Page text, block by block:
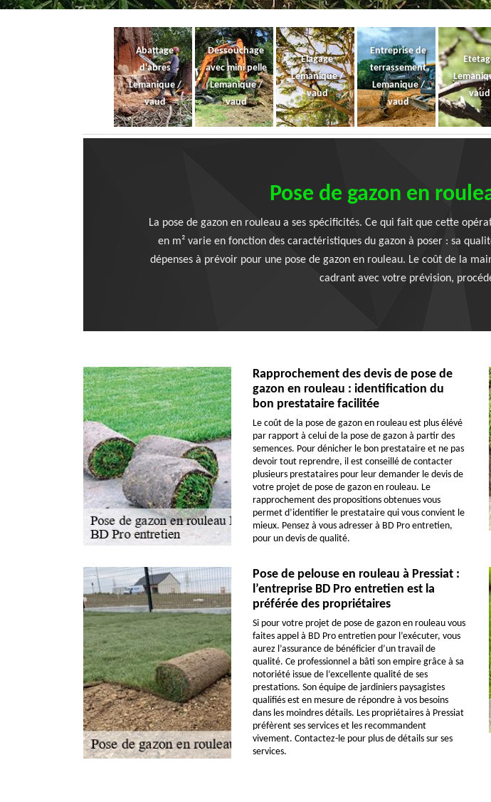
Abattage
d'abres
Lemanique /
vaud
Dessouchage
avec mini pelle
Lemanique /
vaud
Elagage
Lemanique /
vaud
Entreprise de
terrassement
Lemanique /
vaud
vaud
Pose de gazon en
La pose de gazon en rouleau a ses spécificités. Ce qui fait que cette
en m² varie en fonction des caractéristiques du gazon à poser : sa
dépenses à prévoir pour une pose de gazon en rouleau. Le coût de la
cadrant avec votre prévision,
Rapprochement des devis de pose de
gazon en rouleau : identification du
bon prestataire facilitée
Le coût de la pose de gazon en rouleau est plus élévé
par rapport à celui de la pose de gazon à partir des
semences. Pour dénicher le bon prestataire et ne pas
devoir tout reprendre, il est conseillé de contacter
plusieurs prestataires pour leur demander le devis de
votre projet de pose de gazon en rouleau. Le
rapprochement des propositions obtenues vous
permet d’identifier le prestataire qui vous convient le
mieux. Pensez à vous adresser à BD Pro entretien,
pour un devis de qualité.
Pose de pelouse en rouleau à Pressiat :
l’entreprise BD Pro entretien est la
préférée des propriétaires
Si pour votre projet de pose de gazon en rouleau vous
faites appel à BD Pro entretien pour l’exécuter, vous
aurez l’assurance de bénéficier d’un travail de
qualité. Ce professionnel a bâti son empire grâce à sa
notoriété issue de l’excellente qualité de ses
prestations. Son équipe de jardiniers paysagistes
qualifiés est en mesure de répondre à vos besoins
dans les moindres détails. Les propriétaires à Pressiat
préfèrent ses services et les recommandent
vivement. Contactez-le pour plus de détails sur ses
services.